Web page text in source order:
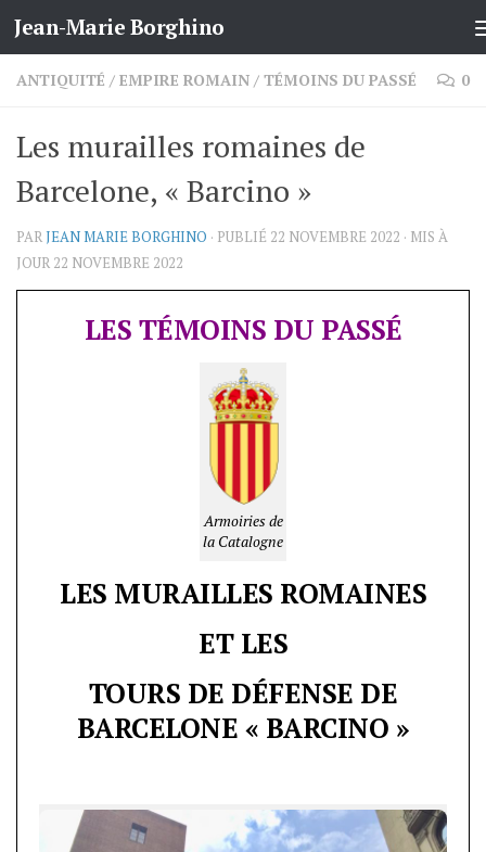
Skip to content
Jean-Marie Borghino
ANTIQUITÉ / EMPIRE ROMAIN / TÉMOINS DU PASSÉ 0
Les murailles romaines de
Barcelone, « Barcino »
PARJEAN MARIE BORGHINO · PUBLIÉ 22 NOVEMBRE 2022 · MIS À
JOUR 22 NOVEMBRE 2022
LES TÉMOINS DU PASSÉ
Armoiries de
la Catalogne
LES MURAILLES ROMAINES
ET LES
TOURS DE DÉFENSE DE
BARCELONE « BARCINO »